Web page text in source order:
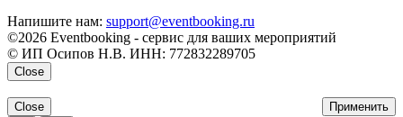
Напишите нам: support@eventbooking.ru
©2026 Eventbooking - сервис для ваших мероприятий
© ИП Осипов Н.В. ИНН: 772832289705
Close
Применить
Close